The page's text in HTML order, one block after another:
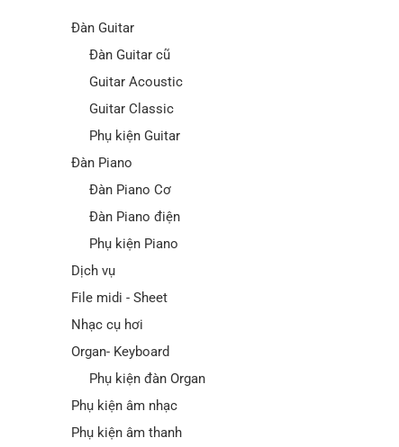
Đàn Guitar
Đàn Guitar cũ
Guitar Acoustic
Guitar Classic
Phụ kiện Guitar
Đàn Piano
Đàn Piano Cơ
Đàn Piano điện
Phụ kiện Piano
Dịch vụ
File midi - Sheet
Nhạc cụ hơi
Organ- Keyboard
Phụ kiện đàn Organ
Phụ kiện âm nhạc
Phụ kiện âm thanh